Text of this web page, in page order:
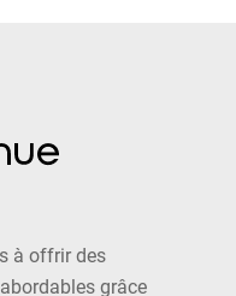
à offrir des
grâce